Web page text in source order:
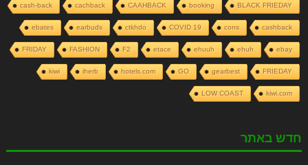
BLACK FRIEDAY
booking
CAAHBACK
cachback
cash-back
cashback
cons
COVID 19
ctkhdo
earbuds
ebates
ebay
ehuh
ehuuh
etace
F2
FASHION
FRIDAY
FRIEDAY
gearbest
GO
hotels.com
iherb
kiwi
kiwi.com
LOW COAST
חדש באתר